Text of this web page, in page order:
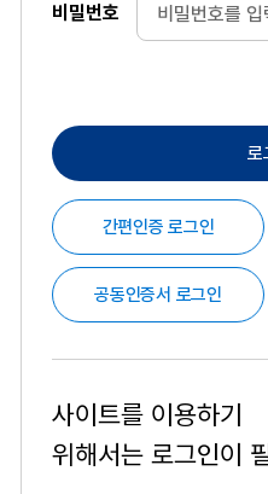
비밀번호
로
간편인증 로그인
공동인증서 로그인
사이트를 이용하기
위해서는 로그인이